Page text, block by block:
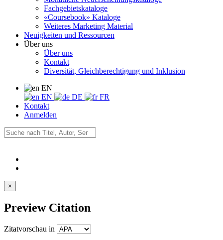
Fachgebietskataloge
«Coursebook» Kataloge
Weiteres Marketing Material
Neuigkeiten und Ressourcen
Über uns
Über uns
Kontakt
Diversität, Gleichberechtigung und Inklusion
EN
EN
DE
FR
Kontakt
Anmelden
×
Preview Citation
Zitatvorschau in